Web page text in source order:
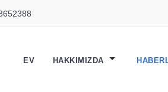
EV HAKKIMIZDA